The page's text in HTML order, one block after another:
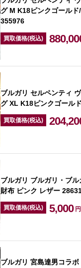
グ M K18ピンクゴールド
355976
買取価格(税込)
ブルガリ セルペンティ
グ XL K18ピンクゴール
買取価格(税込)
ブルガリ ブルガリ・ブル
財布 ピンク レザー
買取価格(税込) 5,000 円
ブルガリ 宮島達男コラ